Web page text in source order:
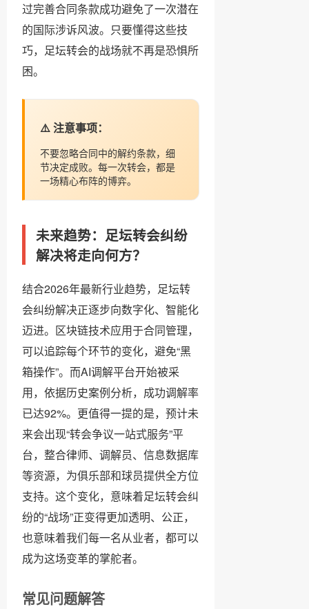
过完善合同条款成功避免了一次潜在
的国际涉诉风波。只要懂得这些技
巧，足坛转会的战场就不再是恐惧所
困。
⚠️ 注意事项：
不要忽略合同中的解约条款，细
节决定成败。每一次转会，都是
一场精心布阵的博弈。
未来趋势：足坛转会纠纷
解决将走向何方？
结合2026年最新行业趋势，足坛转
会纠纷解决正逐步向数字化、智能化
迈进。区块链技术应用于合同管理，
可以追踪每个环节的变化，避免“黑
箱操作”。而AI调解平台开始被采
用，依据历史案例分析，成功调解率
已达92%。更值得一提的是，预计未
来会出现“转会争议一站式服务”平
台，整合律师、调解员、信息数据库
等资源，为俱乐部和球员提供全方位
支持。这个变化，意味着足坛转会纠
纷的“战场”正变得更加透明、公正，
也意味着我们每一名从业者，都可以
成为这场变革的掌舵者。
常见问题解答